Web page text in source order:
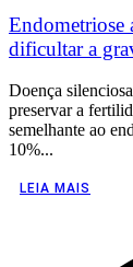
Endometriose
dificultar a
Doença
preservar a
semelhante ao
10%...
LEIA MAIS